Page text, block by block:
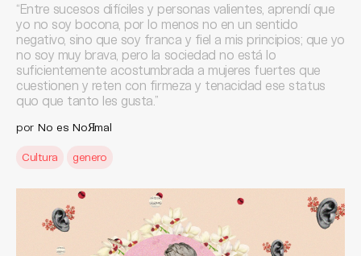
“Entre sucesos difíciles y personas valientes, aprendí que
yo no soy bocona, por lo menos no en un sentido
negativo, sino que soy franca y fiel a mis principios; que yo
no soy muy brava, pero la sociedad no está lo
suficientemente acostumbrada a mujeres fuertes que
cuestionen y reten con firmeza y tenacidad ese status
quo que tanto les gusta.”
por No es NoЯmal
Cultura genero